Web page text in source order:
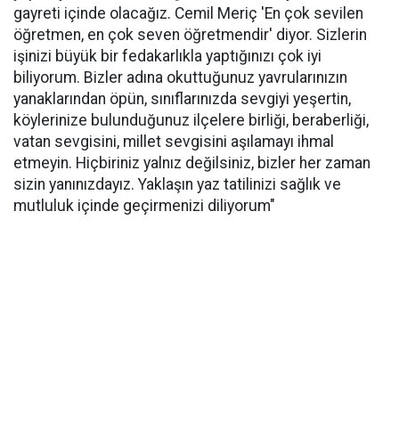
gayreti içinde olacağız. Cemil Meriç 'En çok sevilen
öğretmen, en çok seven öğretmendir' diyor. Sizlerin
işinizi büyük bir fedakarlıkla yaptığınızı çok iyi
biliyorum. Bizler adına okuttuğunuz yavrularınızın
yanaklarından öpün, sınıflarınızda sevgiyi yeşertin,
köylerinize bulunduğunuz ilçelere birliği, beraberliği,
vatan sevgisini, millet sevgisini aşılamayı ihmal
etmeyin. Hiçbiriniz yalnız değilsiniz, bizler her zaman
sizin yanınızdayız. Yaklaşın yaz tatilinizi sağlık ve
mutluluk içinde geçirmenizi diliyorum"